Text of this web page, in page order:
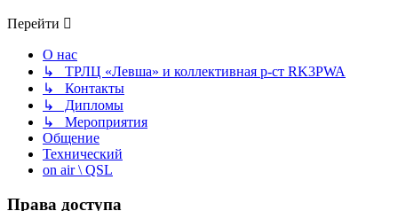
Перейти
О нас
↳ ТРЛЦ «Левша» и коллективная р-ст RK3PWA
↳ Контакты
↳ Дипломы
↳ Мероприятия
Общение
Технический
on air \ QSL
Права доступа